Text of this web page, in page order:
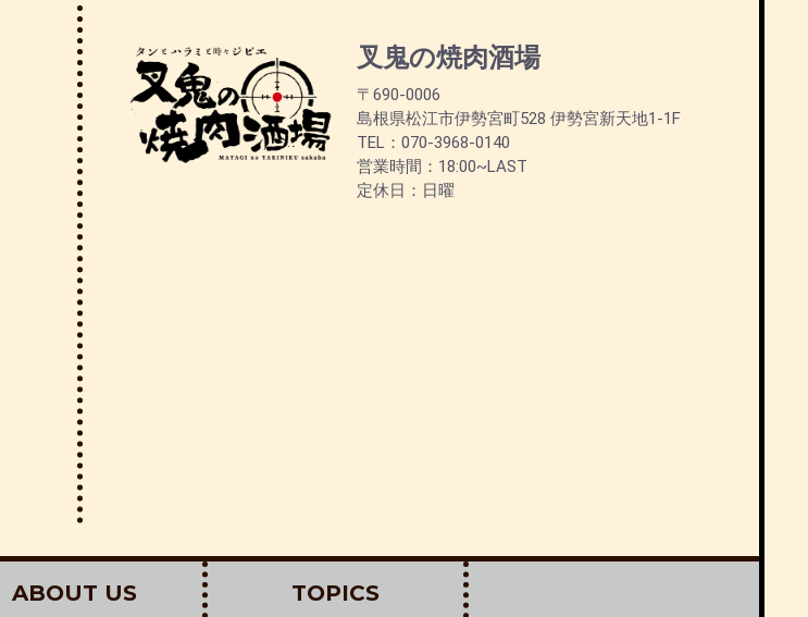
叉鬼の焼肉酒場
〒690-0006
島根県松江市伊勢宮町528 伊勢宮新天地1-1F
TEL：070-3968-0140
営業時間：18:00~LAST
定休日：日曜
ABOUT US TOPICS